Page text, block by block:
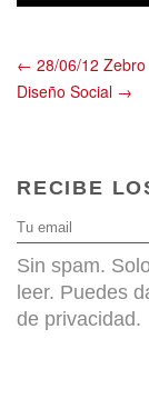
← 28/06/12 Zebro
Diseño Social →
RECIBE
Sin spam.
leer. Puedes
de privacidad.